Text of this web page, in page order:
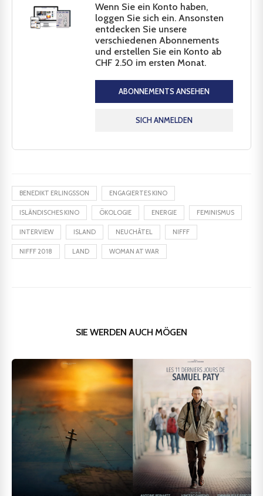
Wenn Sie ein Konto haben,
loggen Sie sich ein. Ansonsten
entdecken Sie unsere
verschiedenen Abonnements
und erstellen Sie ein Konto ab
CHF 2.50 im ersten Monat.
ABONNEMENTS ANSEHEN
SICH ANMELDEN
BENEDIKT ERLINGSSON ENGAGIERTES KINO
ISLÄNDISCHES KINO ÖKOLOGIE ENERGIE FEMINISMUS
INTERVIEW ISLAND NEUCHÂTEL NIFFF
NIFFF 2018 LAND WOMAN AT WAR
SIE WERDEN AUCH MÖGEN